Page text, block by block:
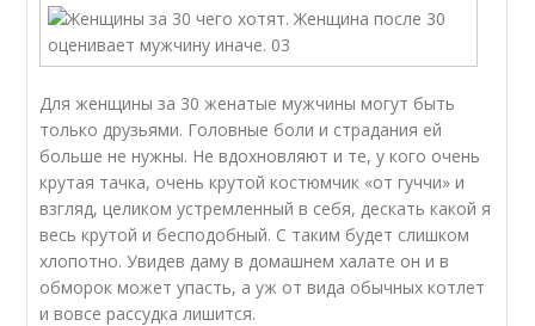
Для женщины за 30 женатые мужчины могут быть
только друзьями. Головные боли и страдания ей
больше не нужны. Не вдохновляют и те, у кого очень
крутая тачка, очень крутой костюмчик «от гуччи» и
взгляд, целиком устремленный в себя, дескать какой я
весь крутой и бесподобный. С таким будет слишком
хлопотно. Увидев даму в домашнем халате он и в
обморок может упасть, а уж от вида обычных котлет
и вовсе рассудка лишится.